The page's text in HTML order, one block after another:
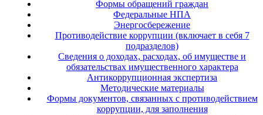
Формы обращений граждан
Федеральные НПА
Энергосбережение
Противодействие коррупции (включает в себя 7
подразделов)
Сведения о доходах, расходах, об имуществе и
обязательствах имущественного характера
Антикоррупционная экспертиза
Методические материалы
Формы документов, связанных с противодействием
коррупции, для заполнения